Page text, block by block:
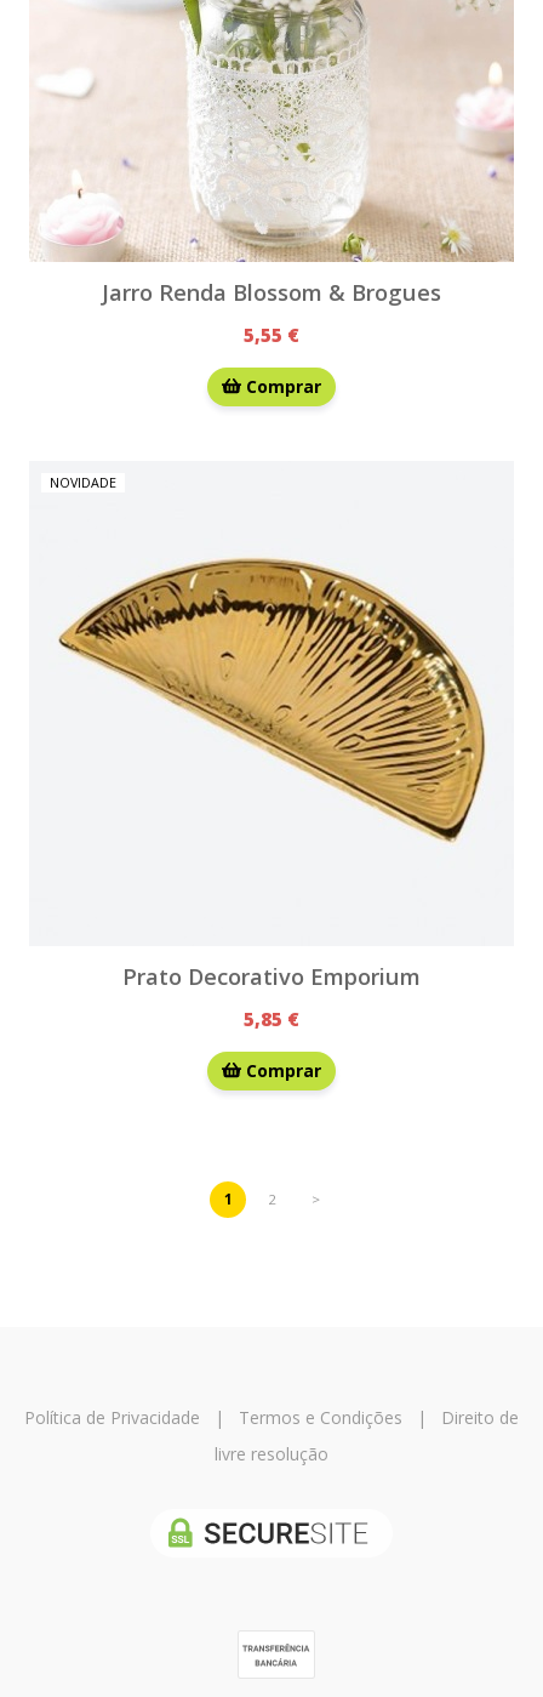
Jarro Renda Blossom & Brogues
5,55 €
Comprar
NOVIDADE
Prato Decorativo Emporium
5,85 €
Comprar
1 2 >
Política de Privacidade | Termos e Condições |
Direito de
livre resolução